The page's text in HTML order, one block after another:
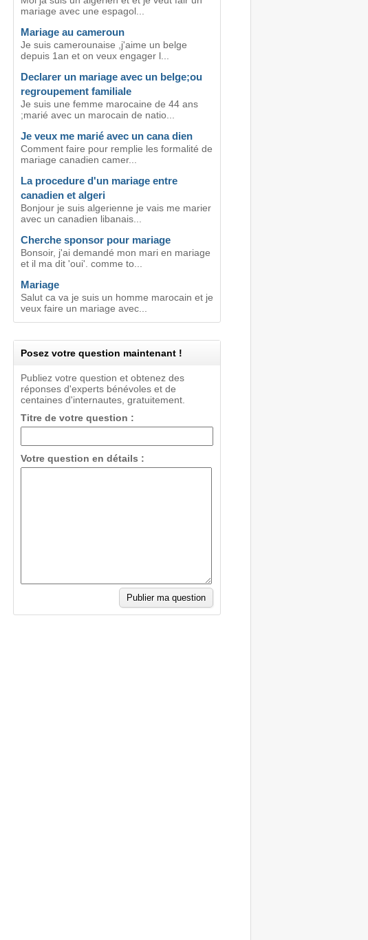
mariage avec une espagol...
Mariage au cameroun
Je suis camerounaise ,j'aime un belge
depuis 1an et on veux engager l...
Declarer un mariage avec un belge;ou
regroupement familiale
Je suis une femme marocaine de 44 ans
;marié avec un marocain de natio...
Je veux me marié avec un cana dien
Comment faire pour remplie les formalité de
mariage canadien camer...
La procedure d'un mariage entre
canadien et algeri
Bonjour je suis algerienne je vais me marier
avec un canadien libanais...
Cherche sponsor pour mariage
Bonsoir, j'ai demandé mon mari en mariage
et il ma dit 'oui'. comme to...
Mariage
Salut ca va je suis un homme marocain et je
veux faire un mariage avec...
Posez votre question maintenant !
Publiez votre question et obtenez des
réponses d'experts bénévoles et de
centaines d'internautes, gratuitement.
Titre de votre question :
Votre question en détails :